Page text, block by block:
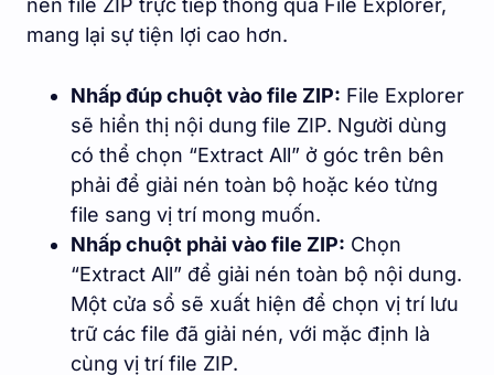
nén file ZIP trực tiếp thông qua File Explorer,
mang lại sự tiện lợi cao hơn.
Nhấp đúp chuột vào file ZIP: File Explorer
sẽ hiển thị nội dung file ZIP. Người dùng
có thể chọn “Extract All” ở góc trên bên
phải để giải nén toàn bộ hoặc kéo từng
file sang vị trí mong muốn.
Nhấp chuột phải vào file ZIP: Chọn
“Extract All” để giải nén toàn bộ nội dung.
Một cửa sổ sẽ xuất hiện để chọn vị trí lưu
trữ các file đã giải nén, với mặc định là
cùng vị trí file ZIP.